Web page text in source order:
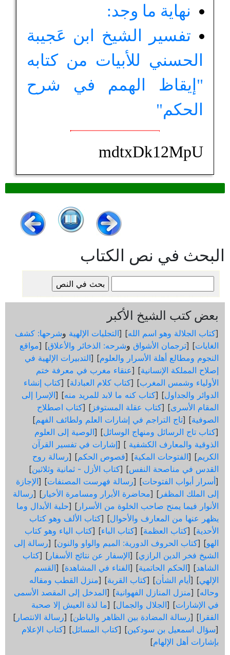
نهاية ما وجد:
تفسير الشيخ ابن عَجيبة
الحسني للأبيات من كتابه
"إيقاظ الهمم في شرح
الحكم"
mdtxDk12MpU
البحث في نص الكتاب
بعض كتب الشيخ الأكبر
[كتاب الجلالة وهو اسم الله] [التجليات الإلهية وشرحها: كشف
الغايات] [ترجمان الأشواق وشرحه: الذخائر والأعلاق] [مواقع
النجوم ومطالع أهلة الأسرار والعلوم] [التدبيرات الإلهية في
إصلاح المملكة الإنسانية] [عنقاء مغرب في معرفة ختم
الأولياء وشمس المغرب] [كتاب كلام العبادلة] [كتاب إنشاء
الدوائر والجداول] [كتاب كنه ما لابد للمريد منه] [الإسرا إلى
المقام الأسرى] [كتاب عقلة المستوفز ] [كتاب اصطلاح
الصوفية] [تاج التراجم في إشارات العلم ولطائف الفهم]
[كتاب تاج الرسائل ومنهاج الوسائل] [الوصية إلى العلوم
الذوقية والمعارف الكشفية ] [إشارات في تفسير القرآن
الكريم] [الفتوحات المكية] [فصوص الحكم] [رسالة روح
القدس في مناصحة النفس] [كتاب الأزل - ثمانية وثلاثين]
[أسرار أبواب الفتوحات] [رسالة فهرست المصنفات] [الإجازة
إلى الملك المظفر ] [محاضرة الأبرار ومسامرة الأخيار ] [رسالة
الأنوار فيما يمنح صاحب الخلوة من الأسرار ] [حلية الأبدال وما
يظهر عنها من المعارف والأحوال] [كتاب الألف وهو كتاب
الأحدية] [كتاب العظمة] [كتاب الباء] [كتاب الياء وهو كتاب
الهو] [كتاب الحروف الدورية: الميم والواو والنون] [رسالة إلى
الشيخ فخر الدين الرازي] [الإسفار عن نتائج الأسفار ] [كتاب
الشاهد] [الحكم الحاتمية] [الفناء في المشاهدة] [القسم
الإلهي] [أيام الشأن] [كتاب القربة] [منزل القطب ومقاله
وحاله] [منزل المنازل الفهوانية] [المدخل إلى المقصد الأسمى
في الإشارات] [الجلال والجمال] [ما لذة العيش إلا صحبة
الفقرا] [رسالة المضادة بين الظاهر والباطن] [رسالة الانتصار ]
[سؤال اسمعيل بن سودكين] [كتاب المسائل] [كتاب الإعلام
بإشارات أهل الإلهام]